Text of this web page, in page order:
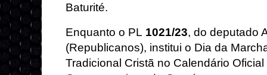
Baturité.
Enquanto o PL 1021/23, do deputado
(Republicanos), institui o Dia da
Tradicional Cristã no Calendário